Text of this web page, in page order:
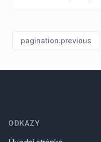
pagination.previous
ODKAZY